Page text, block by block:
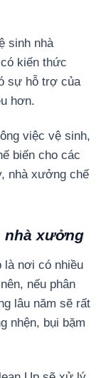
sinh nhà
kiến thức
sự hỗ trợ của
hơn.
việc vệ sinh,
biến cho các
nhà xưởng chế
nhà xưởng
là nơi có nhiều
nếu phân
lâu năm sẽ rất
nhện, bụi bặm